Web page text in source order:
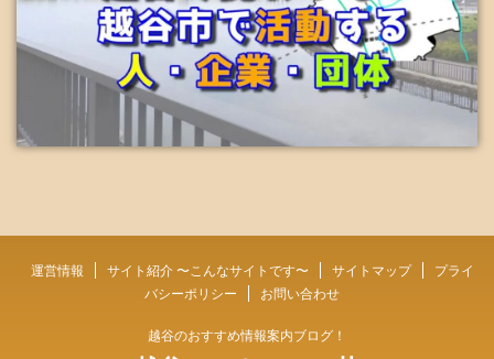
運営情報 サイト紹介 〜こんなサイトです〜 サイトマップ
プライ
バシーポリシー
お問い合わせ
越谷のおすすめ情報案内ブログ！